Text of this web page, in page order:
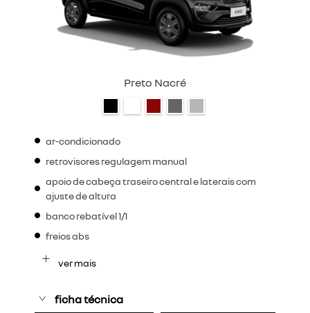
Preto Nacré
ar-condicionado
retrovisores regulagem manual
apoio de cabeça traseiro central e laterais com
ajuste de altura
banco rebatível 1/1
freios abs
ver mais
ficha técnica